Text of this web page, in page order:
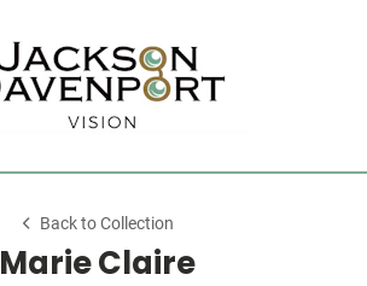
Back to Collection
Marie Claire